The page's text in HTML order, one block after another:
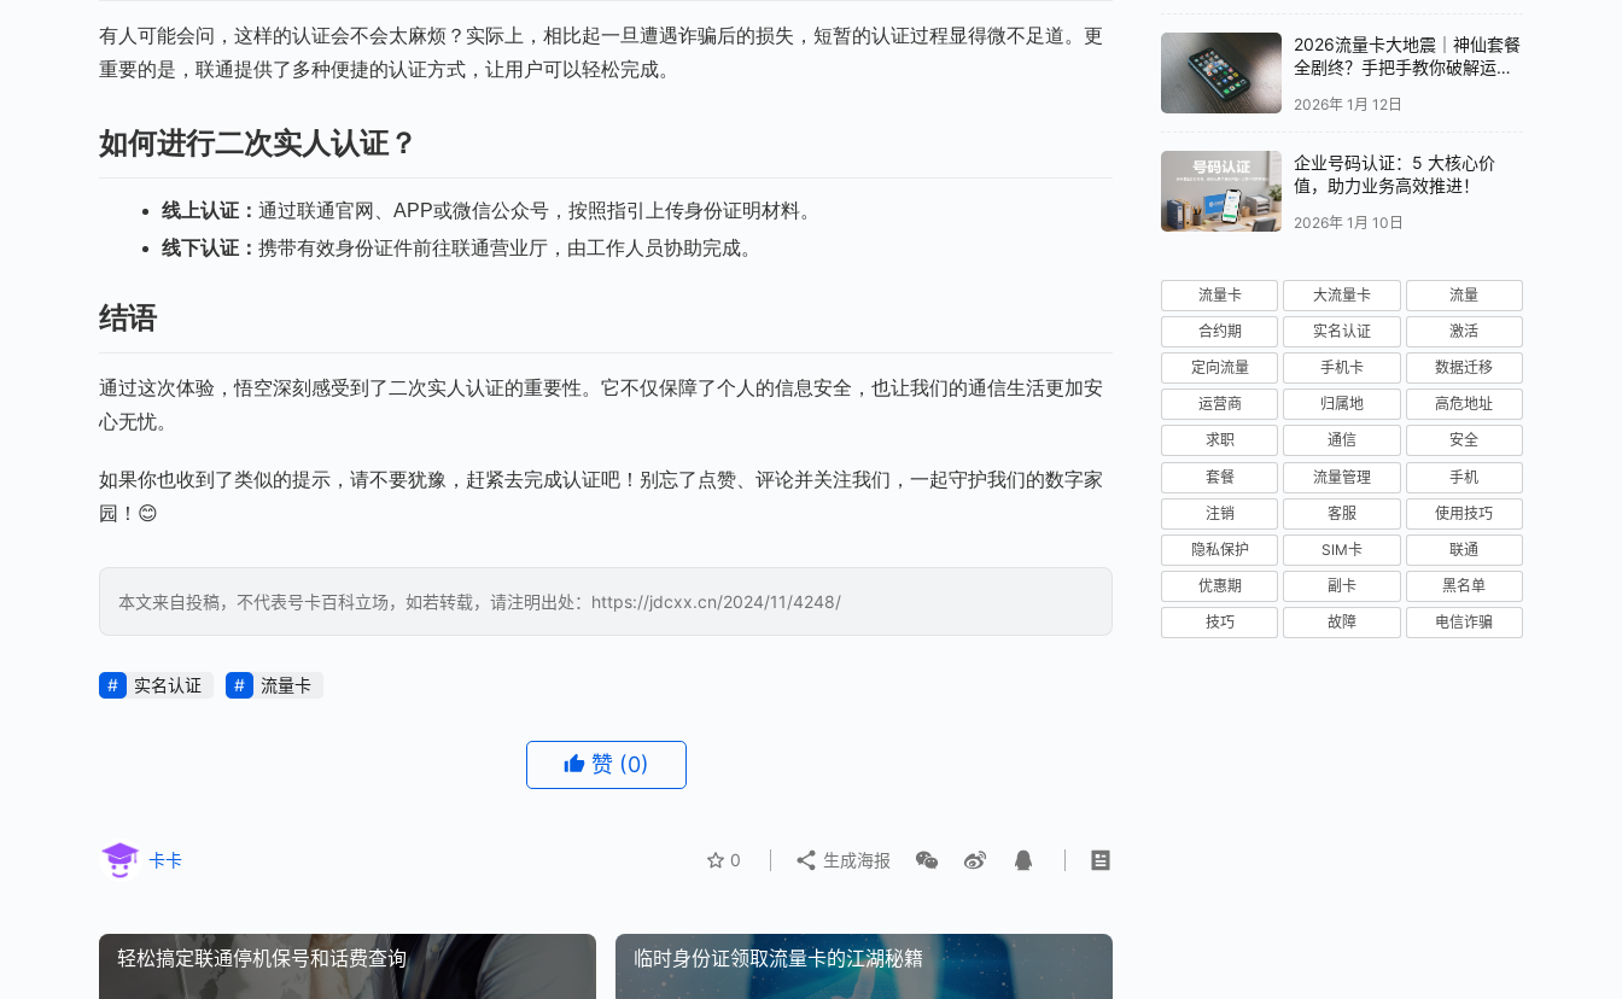
有人可能会问，这样的认证会不会太麻烦？实际上，相比起一旦遭遇诈骗后的损失，短暂的认证过程显得微不足道。更
重要的是，联通提供了多种便捷的认证方式，让用户可以轻松完成。
如何进行二次实人认证？
线上认证： 通过联通官网、APP或微信公众号，按照指引上传身份证明材料。
线下认证： 携带有效身份证件前往联通营业厅，由工作人员协助完成。
结语
通过这次体验，悟空深刻感受到了二次实人认证的重要性。它不仅保障了个人的信息安全，也让我们的通信生活更加安
心无忧。
如果你也收到了类似的提示，请不要犹豫，赶紧去完成认证吧！别忘了点赞、评论并关注我们，一起守护我们的数字家
园！😊
本文来自投稿，不代表号卡百科立场，如若转载，请注明出处：https://jdcxx.cn/2024/11/4248/
实名认证 流量卡
赞 (0)
卡卡 0 生成海报
轻松搞定联通停机保号和话费查询 临时身份证领取流量卡的江湖秘籍
2026流量卡大地震｜神仙套餐
全剧终？手把手教你破解运营
2026年 1月 12日
企业号码认证：5 大核心价
值，助力业务高效推进！
2026年 1月 10日
流量卡 大流量卡 流量
合约期 实名认证 激活
定向流量 手机卡 数据迁移
运营商 归属地 高危地址
求职 通信 安全
套餐 流量管理 手机
注销 客服 使用技巧
隐私保护 SIM卡 联通
优惠期 副卡 黑名单
技巧 故障 电信诈骗